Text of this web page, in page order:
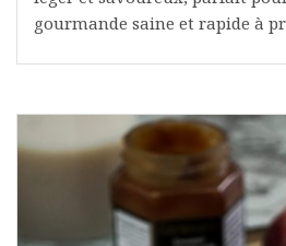
gourmande saine et rapide à